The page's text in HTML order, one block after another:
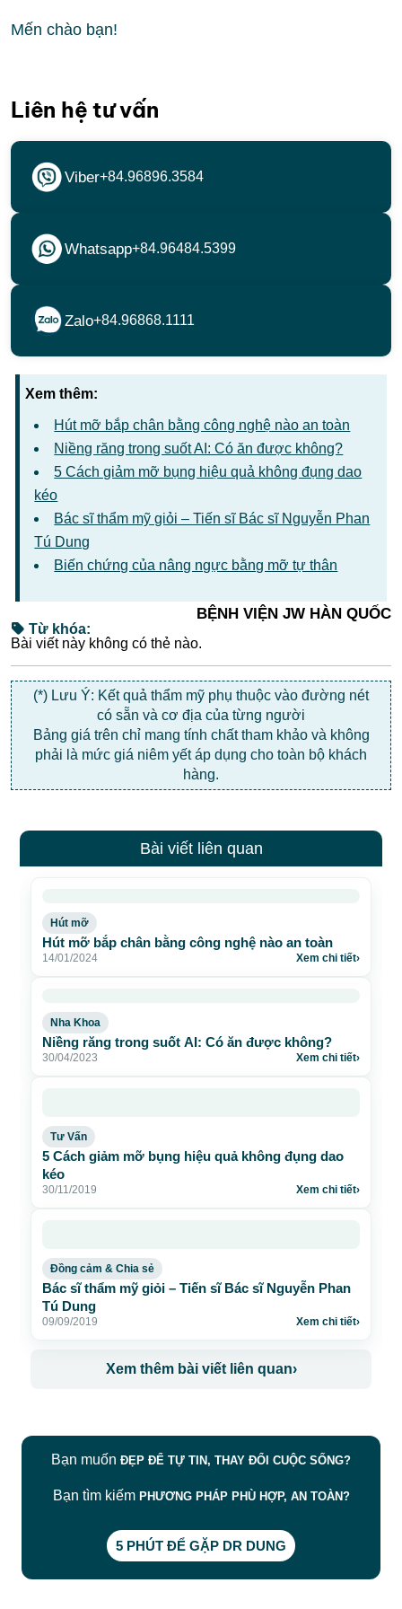
Mến chào bạn!
Liên hệ tư vấn
Viber+84.96896.3584
Whatsapp+84.96484.5399
Zalo+84.96868.1111
Xem thêm:
Hút mỡ bắp chân bằng công nghệ nào an toàn
Niềng răng trong suốt AI: Có ăn được không?
5 Cách giảm mỡ bụng hiệu quả không đụng dao
kéo
Bác sĩ thẩm mỹ giỏi – Tiến sĩ Bác sĩ Nguyễn Phan
Tú Dung
Biến chứng của nâng ngực bằng mỡ tự thân
BỆNH VIỆN JW HÀN QUỐC
Từ khóa:
Bài viết này không có thẻ nào.
(*) Lưu Ý: Kết quả thẩm mỹ phụ thuộc vào đường nét
có sẵn và cơ địa của từng người
Bảng giá trên chỉ mang tính chất tham khảo và không
phải là mức giá niêm yết áp dụng cho toàn bộ khách
hàng.
Bài viết liên quan
Hút mỡ
Hút mỡ bắp chân bằng công nghệ nào an toàn
14/01/2024 Xem chi tiết›
Nha Khoa
Niềng răng trong suốt AI: Có ăn được không?
30/04/2023 Xem chi tiết›
Tư Vấn
5 Cách giảm mỡ bụng hiệu quả không đụng dao
kéo
30/11/2019 Xem chi tiết›
Đồng cảm & Chia sẻ
Bác sĩ thẩm mỹ giỏi – Tiến sĩ Bác sĩ Nguyễn Phan
Tú Dung
09/09/2019 Xem chi tiết›
Xem thêm bài viết liên quan›
Bạn muốn ĐẸP ĐỂ TỰ TIN, THAY ĐỔI CUỘC SỐNG?
Bạn tìm kiếm PHƯƠNG PHÁP PHÙ HỢP, AN TOÀN?
5 PHÚT ĐỂ GẶP DR DUNG